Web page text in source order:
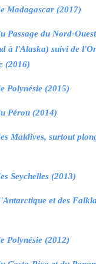
Madagascar (2017)
Passage du Nord-
à l'Alaska) suivi de
(2016)
Polynésie (2015)
Pérou (2014)
Maldives, surtout
Seychelles (2013)
et des
Polynésie (2012)